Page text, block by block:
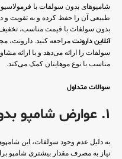
شامپوهای بدون سولفات با
طبیعی آن را حفظ کرده و به تقویت
بدون سولفات با قیمت مناسب،
آنلاین دارونت مراجعه کنید. دارونت،
سولفات را ارائه می‌دهد و با ارائه
مناسب با نوع موهایتان کمک می‌کند.
سوالات متداول
1. عوارض شامپو بدون سولفات چیست؟
به دلیل عدم وجود سولفات، این
نیاز به مصرف مقدار بیشتری شامپو